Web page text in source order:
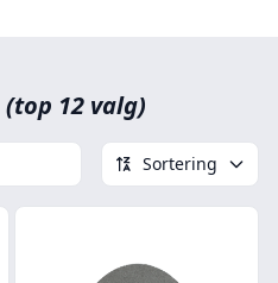
(top 12 valg)
Sortering